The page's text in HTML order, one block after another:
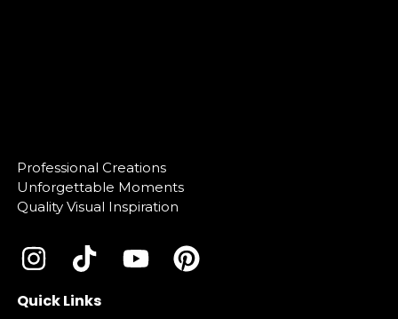
Professional Creations
Unforgettable Moments
Quality Visual Inspiration
Quick Links